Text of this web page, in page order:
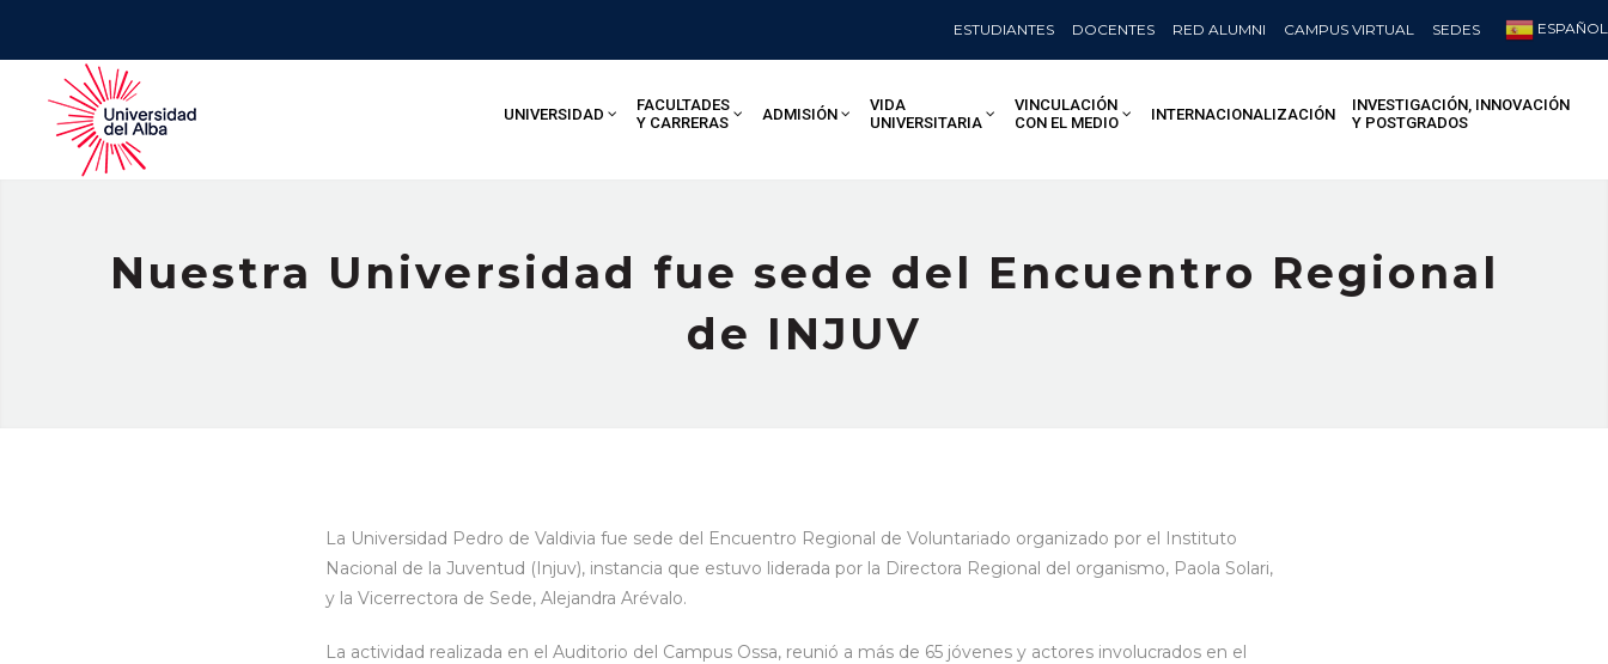
ESTUDIANTES DOCENTES RED ALUMNI CAMPUS VIRTUAL SEDES ESPAÑOL
UNIVERSIDAD
FACULTADES
Y CARRERAS
ADMISIÓN
VIDA
UNIVERSITARIA
VINCULACIÓN
CON EL MEDIO
INTERNACIONALIZACIÓN
INVESTIGACIÓN, INNOVACIÓN
Y POSTGRADOS
Nuestra Universidad fue sede del Encuentro Regional
de INJUV
La Universidad Pedro de Valdivia fue sede del Encuentro Regional de Voluntariado organizado por el Instituto
Nacional de la Juventud (Injuv), instancia que estuvo liderada por la Directora Regional del organismo, Paola Solari,
y la Vicerrectora de Sede, Alejandra Arévalo.
La actividad realizada en el Auditorio del Campus Ossa, reunió a más de 65 jóvenes y actores involucrados en el